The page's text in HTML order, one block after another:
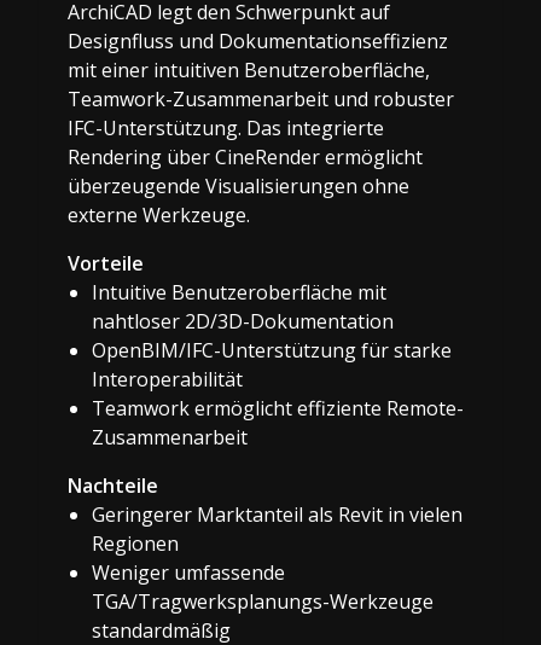
ArchiCAD legt den Schwerpunkt auf
Designfluss und Dokumentationseffizienz
mit einer intuitiven Benutzeroberfläche,
Teamwork-Zusammenarbeit und robuster
IFC-Unterstützung. Das integrierte
Rendering über CineRender ermöglicht
überzeugende Visualisierungen ohne
externe Werkzeuge.
Vorteile
Intuitive Benutzeroberfläche mit
nahtloser 2D/3D-Dokumentation
OpenBIM/IFC-Unterstützung für starke
Interoperabilität
Teamwork ermöglicht effiziente Remote-
Zusammenarbeit
Nachteile
Geringerer Marktanteil als Revit in vielen
Regionen
Weniger umfassende
TGA/Tragwerksplanungs-Werkzeuge
standardmäßig